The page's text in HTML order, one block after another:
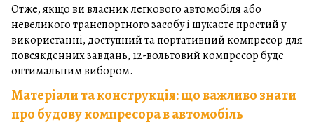
Отже, якщо ви власник легкового автомобіля або
невеликого транспортного засобу і шукаєте простий у
використанні, доступний та портативний компресор для
повсякденних завдань, 12-вольтовий компресор буде
оптимальним вибором.
Матеріали та конструкція: що важливо знати
про будову компресора в автомобіль